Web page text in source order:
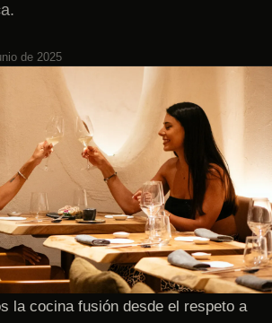
de 2025
la cocina fusión desde el respeto a